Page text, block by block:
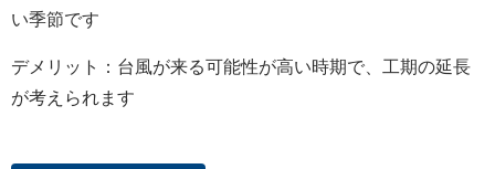
い季節です
デメリット：台風が来る可能性が高い時期で、工期の延長
が考えられます